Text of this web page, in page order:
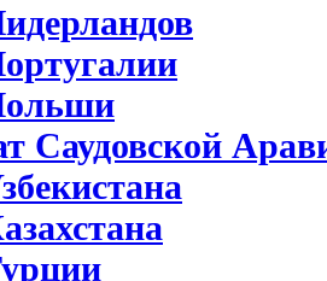
Саудовской